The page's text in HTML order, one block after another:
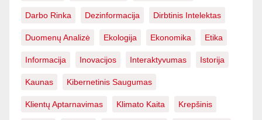
Darbo Rinka Dezinformacija Dirbtinis Intelektas
Duomenų Analizė Ekologija Ekonomika Etika
Informacija Inovacijos Interaktyvumas Istorija
Kaunas Kibernetinis Saugumas
Klientų Aptarnavimas Klimato Kaita Krepšinis